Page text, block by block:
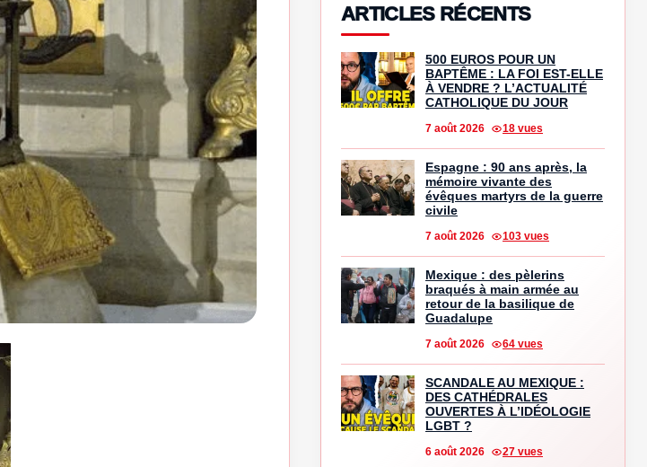
ARTICLES RÉCENTS
500 EUROS POUR UN
BAPTÊME : LA FOI EST-ELLE
À VENDRE ? L’ACTUALITÉ
CATHOLIQUE DU JOUR
7 août 2026 18 vues
Espagne : 90 ans après, la
mémoire vivante des
évêques martyrs de la guerre
civile
7 août 2026 103 vues
Mexique : des pèlerins
braqués à main armée au
retour de la basilique de
Guadalupe
7 août 2026 64 vues
SCANDALE AU MEXIQUE :
DES CATHÉDRALES
OUVERTES À L’IDÉOLOGIE
LGBT ?
6 août 2026 27 vues